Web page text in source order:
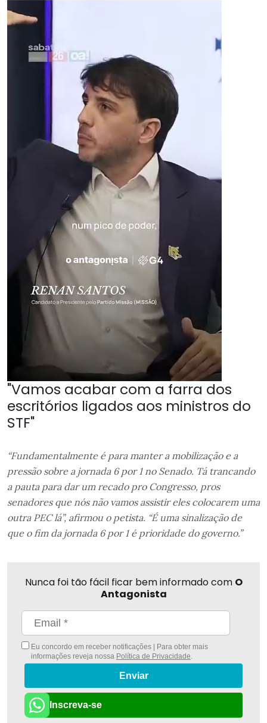
"Vamos acabar com a farra dos
escritórios ligados aos ministros do
STF"
“Fundamentalmente é para manter a mobilização e a
pressão sobre a jornada 6 por 1 no Senado. Tá trancando
a pauta para dar um recado pro Congresso, pros
senadores que nós não vamos assistir eles colocarem uma
outra PEC lá”, afirmou o petista. “É uma sinalização de
que o fim da jornada 6 por 1 é prioridade do governo.”
Nunca foi tão fácil ficar bem informado com O
Antagonista
Eu concordo em receber notificações | Para obter mais
informações reveja nossa Política de Privacidade.
Enviar
Inscreva-se